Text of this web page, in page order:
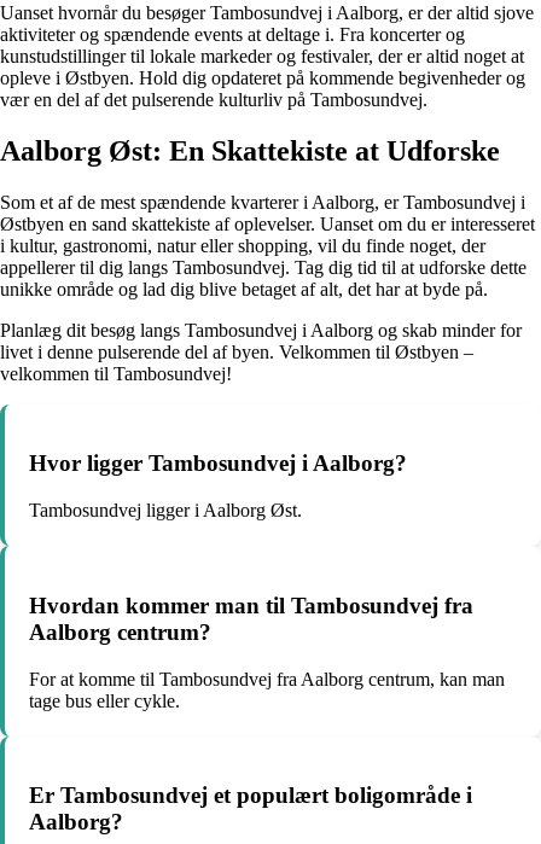
Uanset hvornår du besøger Tambosundvej i Aalborg, er der altid sjove
aktiviteter og spændende events at deltage i. Fra koncerter og
kunstudstillinger til lokale markeder og festivaler, der er altid noget at
opleve i Østbyen. Hold dig opdateret på kommende begivenheder og
vær en del af det pulserende kulturliv på Tambosundvej.
Aalborg Øst: En Skattekiste at Udforske
Som et af de mest spændende kvarterer i Aalborg, er Tambosundvej i
Østbyen en sand skattekiste af oplevelser. Uanset om du er interesseret
i kultur, gastronomi, natur eller shopping, vil du finde noget, der
appellerer til dig langs Tambosundvej. Tag dig tid til at udforske dette
unikke område og lad dig blive betaget af alt, det har at byde på.
Planlæg dit besøg langs Tambosundvej i Aalborg og skab minder for
livet i denne pulserende del af byen. Velkommen til Østbyen –
velkommen til Tambosundvej!
Hvor ligger Tambosundvej i Aalborg?
Tambosundvej ligger i Aalborg Øst.
Hvordan kommer man til Tambosundvej fra
Aalborg centrum?
For at komme til Tambosundvej fra Aalborg centrum, kan man
tage bus eller cykle.
Er Tambosundvej et populært boligområde i
Aalborg?